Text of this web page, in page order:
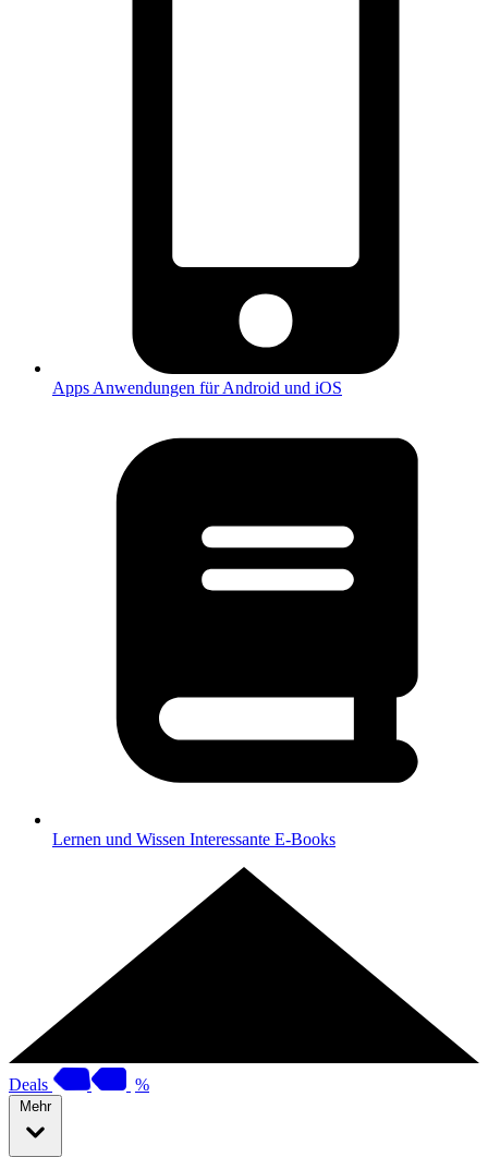
Apps Anwendungen für Android und iOS
Lernen und Wissen Interessante E-Books
Deals %
Mehr